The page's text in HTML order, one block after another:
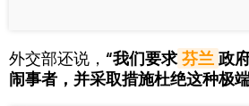
外交部还说， “我们要求 芬兰 政
闹事者，并采取措施杜绝这种极